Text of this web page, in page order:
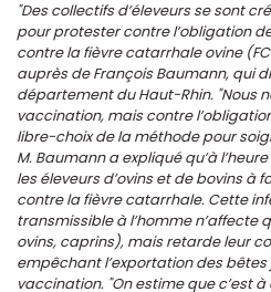
"Des collectifs d’éleveurs se sont
pour protester contre l’obligation
contre la fièvre catarrhale ovine
auprès de François Baumann, qui
département du Haut-Rhin. "Nous
vaccination, mais contre
libre-choix de la méthode pour
M. Baumann a expliqué qu’à
les éleveurs d’ovins et de bovins à
contre la fièvre catarrhale. Cette
transmissible à l’homme n’affecte
ovins, caprins), mais retarde leur
empêchant l’exportation des bêtes
vaccination. "On estime que c’est